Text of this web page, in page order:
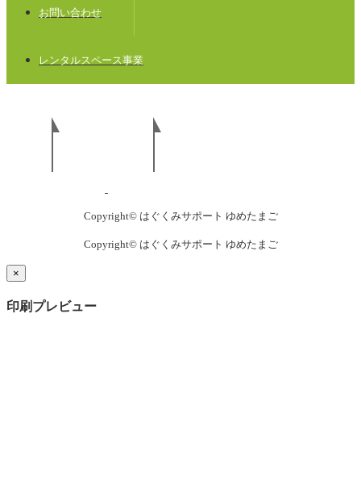
お問い合わせ
レンタルスペース事業
Copyright© はぐくみサポート ゆめたまご
Copyright© はぐくみサポート ゆめたまご
×
印刷プレビュー